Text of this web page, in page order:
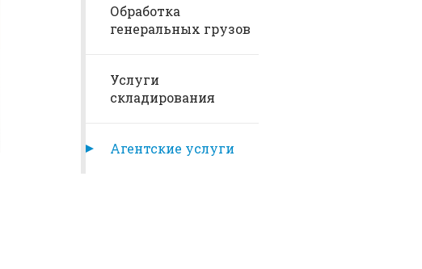
Обработка
генеральных грузов
Услуги
складирования
Агентские услуги